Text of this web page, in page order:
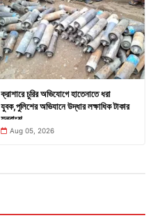
ক্রাশারে চুরির অভিযোগে হাতেনাতে ধরা
যুবক,পুলিশের অভিযানে উদ্ধার লক্ষাধিক টাকার
যন্ত্রাংশ
Aug 05, 2026